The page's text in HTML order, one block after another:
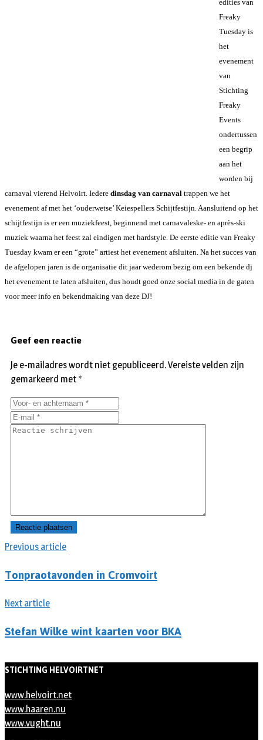
edities van
Freaky
Tuesday is
het
evenement
van
Stichting
Freaky
Events
ondertussen
een begrip
aan het
worden bij
carnaval vierend Helvoirt. Iedere dinsdag van carnaval trappen we het
evenement af met het ‘ouderwetse’ Keiespellers Schijtfestijn. Aansluitend op het
schijtfestijn is er een muziekfeest, beginnend met carnavaleske- en après-ski
muziek waarna het feest zal eindigen met hardstyle. De eerste editie van Freaky
Tuesday kwam er een “grote” artiest het evenement afsluiten. Na het succes van
de afgelopen jaren is de organisatie dit jaar wederom bezig om een bekende dj
het evenement te laten afsluiten, dus houdt goed onze social media in de gaten
voor meer info en bekendmaking van deze DJ!
Previous article
Tonpraotavonden in Cromvoirt
Next article
Stefan Wilke wint kaarten voor BKA
Geef een reactie
Je e-mailadres wordt niet gepubliceerd.Vereiste velden zijn
gemarkeerd met *
STICHTING HELVOIRTNET
www.helvoirt.net
www.haaren.nu
www.vught.nu